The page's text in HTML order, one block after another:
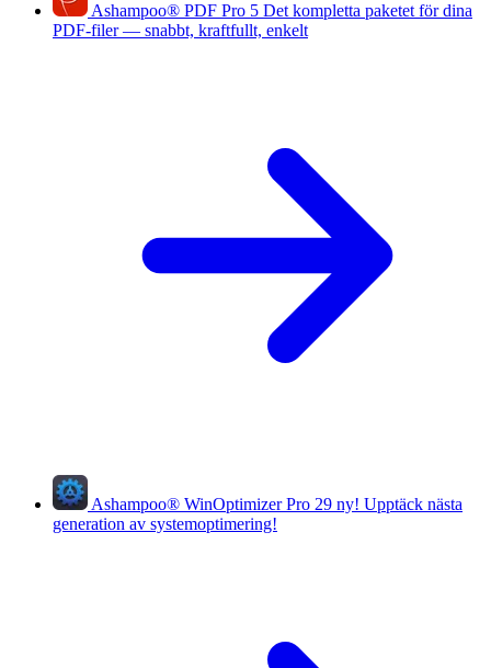
Ashampoo® PDF Pro 5 Det kompletta paketet för dina
PDF-filer — snabbt, kraftfullt, enkelt
Ashampoo® WinOptimizer Pro 29 ny! Upptäck nästa
generation av systemoptimering!